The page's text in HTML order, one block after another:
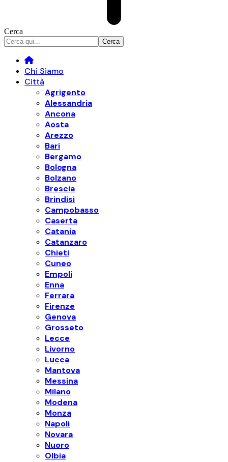
Cerca
Chi Siamo
Città
Agrigento
Alessandria
Ancona
Aosta
Arezzo
Bari
Bergamo
Bologna
Bolzano
Brescia
Brindisi
Campobasso
Caserta
Catania
Catanzaro
Chieti
Cuneo
Empoli
Enna
Ferrara
Firenze
Genova
Grosseto
Lecce
Livorno
Lucca
Mantova
Messina
Milano
Modena
Monza
Napoli
Novara
Nuoro
Olbia